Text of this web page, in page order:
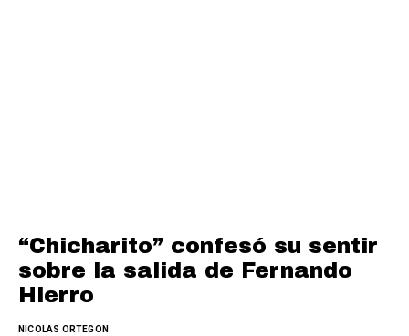
“Chicharito” confesó su sentir
sobre la salida de Fernando
Hierro
NICOLAS ORTEGON